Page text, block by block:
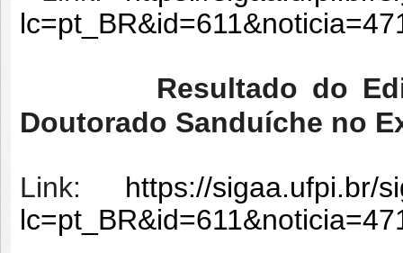
Resultado do
Doutorado Sanduíche no
Link: https://sigaa.ufpi.br/